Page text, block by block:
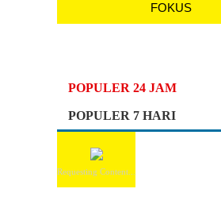
FOKUS
POPULER 24 JAM
POPULER 7 HARI
Requesting Content...